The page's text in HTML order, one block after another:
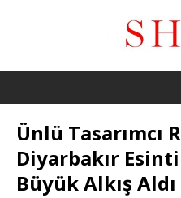
Ünlü Tasarımcı
Diyarbakır
Büyük Alkış Aldı